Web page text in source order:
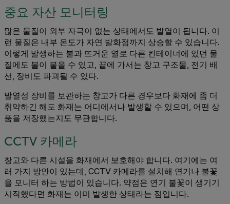
중요 자산 모니터링
많은 물질이 외부 자극이 없는 상태에서도 발열이 됩니다. 이
런 물질은 내부 온도가 자연 발화점까지 상승할 수 있습니다.
이렇게 발생하는 불과 뜨거운 열로 다른 컨테이너에 있던 물
질에도 불이 붙을 수 있고, 끝에 가서는 창고 구조물, 전기 배
선, 장비도 파괴될 수 있다.
발열성 장비를 보관하는 창고가 다른 경우보다 화재에 좀 더
취약하긴 해도 화재는 어디에서나 발생할 수 있으며, 어떤 상
품을 저장했는지도 무관합니다.
CCTV 카메라
창고와 다른 시설을 화재에서 보호해야 합니다. 여기에는 여
러 가지 방안이 있는데, CCTV 카메라를 설치해 연기나 불꽃
을 모니터 하는 방법이 있습니다. 약점은 연기 불꽃이 생기기
시작했다면 화재는 이미 발생한 상태라는 점입니다.